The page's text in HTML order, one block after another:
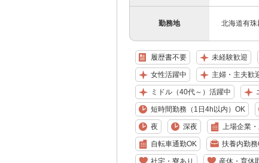
勤務地 北海道有
履歴書不要 未経験歓迎
女性活躍中 主婦・主夫歓
ミドル（40代～）活躍中
短時間勤務（1日4h以内）OK
夜 深夜 上場企業
自転車通勤OK 扶養内勤務
社宅・寮あり 産休・育休